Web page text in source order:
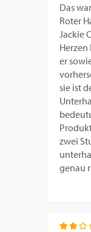
Das
Roter
Jackie
er
sie ist
zwei
genau